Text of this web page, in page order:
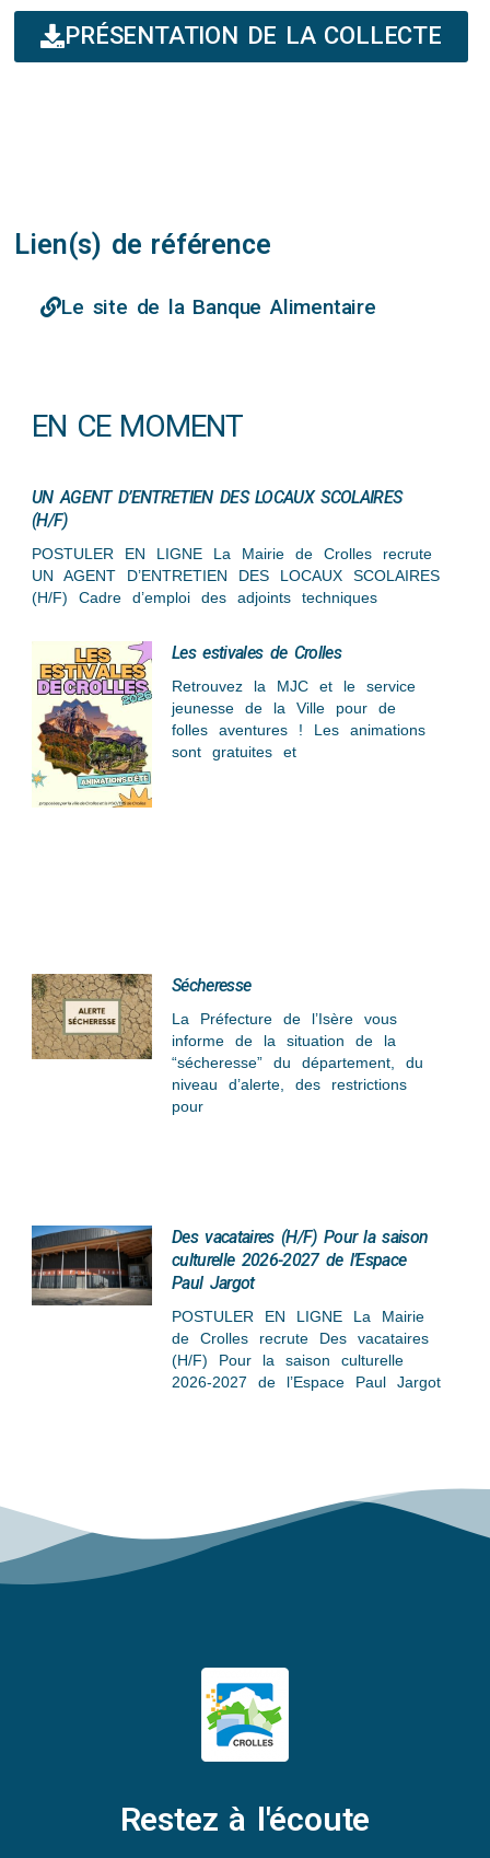
PRÉSENTATION DE LA COLLECTE
Lien(s) de référence
Le site de la Banque Alimentaire
EN CE MOMENT
UN AGENT D’ENTRETIEN DES LOCAUX SCOLAIRES
(H/F)
POSTULER EN LIGNE La Mairie de Crolles recrute
UN AGENT D’ENTRETIEN DES LOCAUX SCOLAIRES
(H/F) Cadre d’emploi des adjoints techniques
Les estivales de Crolles
Retrouvez la MJC et le service
jeunesse de la Ville pour de
folles aventures ! Les animations
sont gratuites et
Sécheresse
La Préfecture de l’Isère vous
informe de la situation de la
“sécheresse” du département, du
niveau d’alerte, des restrictions
pour
Des vacataires (H/F) Pour la saison
culturelle 2026-2027 de l’Espace
Paul Jargot
POSTULER EN LIGNE La Mairie
de Crolles recrute Des vacataires
(H/F) Pour la saison culturelle
2026-2027 de l’Espace Paul Jargot
Restez à l'écoute